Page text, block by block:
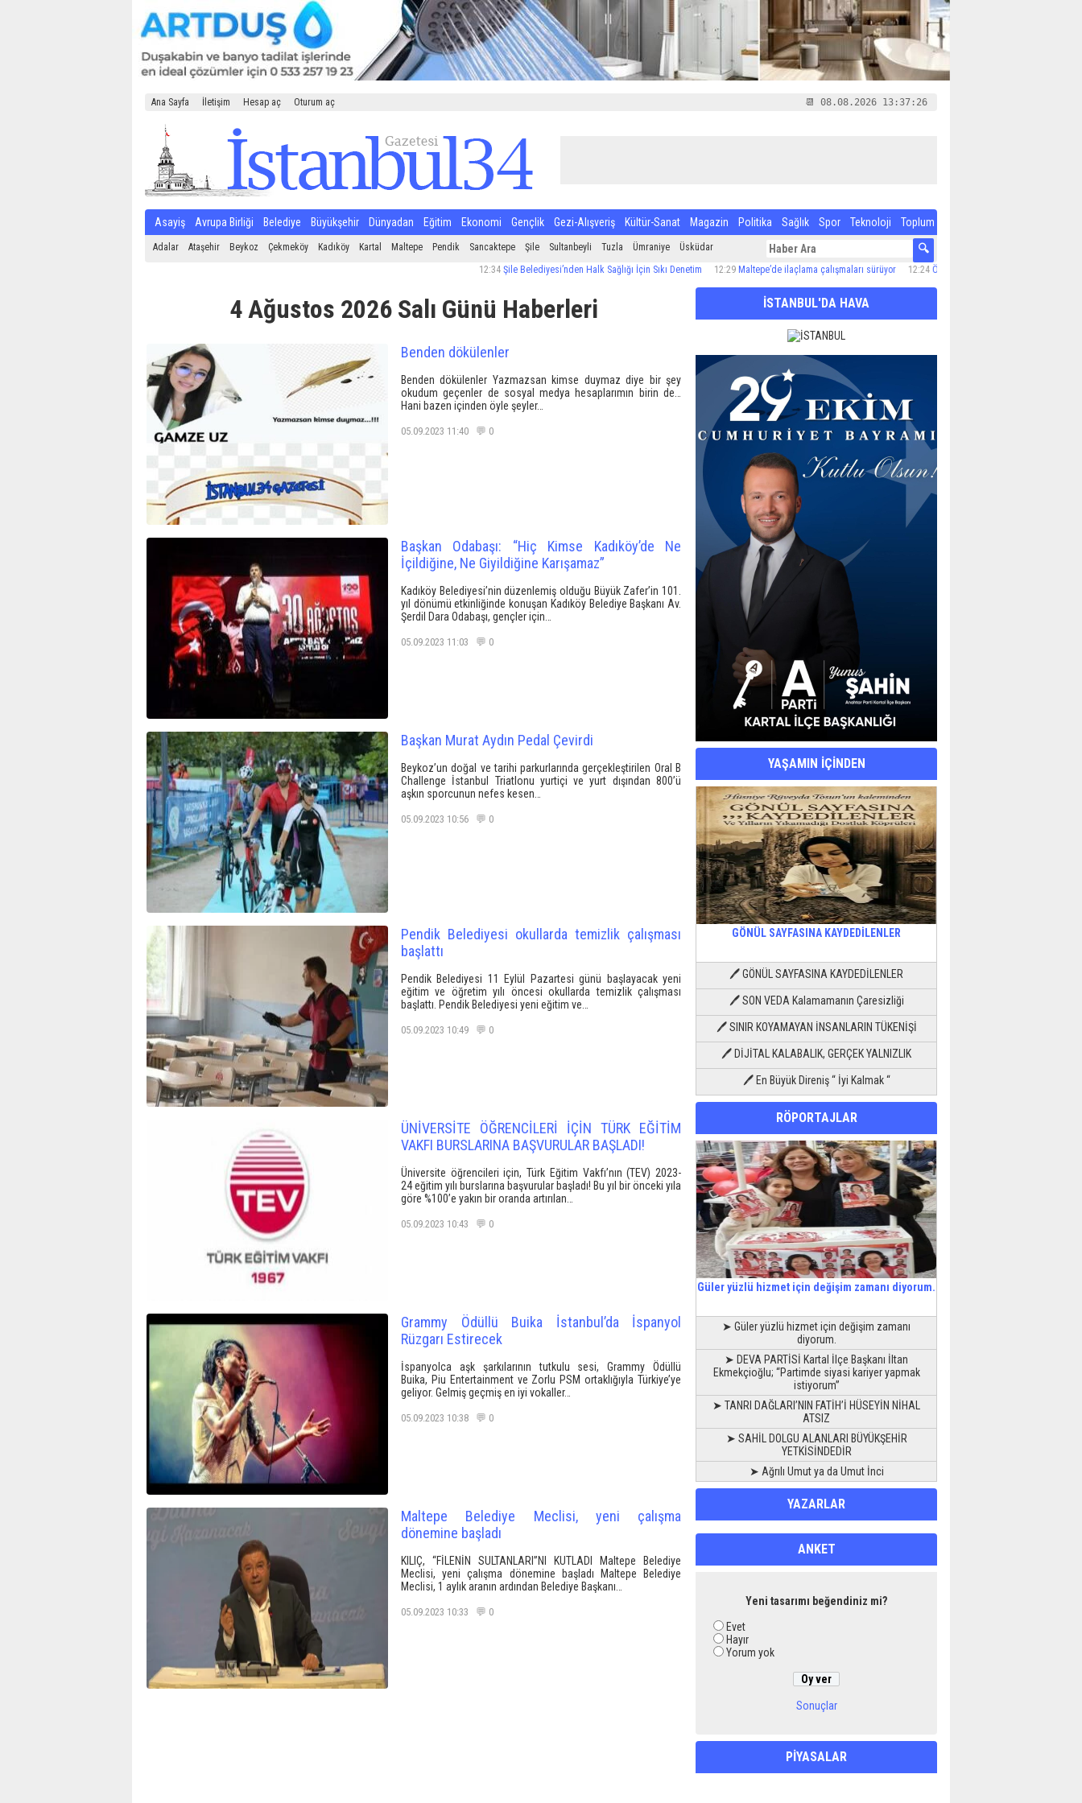
Ana Sayfa İletişim Hesap aç Oturum aç 📆 08.08.2026 13:37:27
Asayiş Avrupa Birliği Belediye Büyükşehir Dünyadan Eğitim Ekonomi Gençlik Gezi-Alışveriş Kültür-Sanat Magazin Politika Sağlık Spor Teknoloji Toplum
Adalar Ataşehir Beykoz Çekmeköy Kadıköy Kartal Maltepe Pendik Sancaktepe Şile Sultanbeyli Tuzla Ümraniye
Üsküdar
Şile Belediyesi’nden Halk Sağlığı İçin Sıkı Denetim 12:29 Maltepe’de ilaçlama çalışmaları sürüyor 12:24 Özel Çocuk ve Aile Akademisi’nde 60 Çocuğa
4 Ağustos 2026 Salı Günü Haberleri
Benden dökülenler
Benden dökülenler Yazmazsan kimse duymaz diye bir şey
okudum geçenler de sosyal medya hesaplarımın birin de…
Hani bazen içinden öyle şeyler…
05.09.2023 11:40 💬 0
Başkan Odabaşı: “Hiç Kimse Kadıköy’de Ne
İçildiğine, Ne Giyildiğine Karışamaz”
Kadıköy Belediyesi’nin düzenlemiş olduğu Büyük Zafer’in 101.
yıl dönümü etkinliğinde konuşan Kadıköy Belediye Başkanı Av.
Şerdil Dara Odabaşı, gençler için…
05.09.2023 11:03 💬 0
Başkan Murat Aydın Pedal Çevirdi
Beykoz’un doğal ve tarihi parkurlarında gerçekleştirilen Oral B
Challenge İstanbul Triatlonu yurtiçi ve yurt dışından 800’ü
aşkın sporcunun nefes kesen…
05.09.2023 10:56 💬 0
Pendik Belediyesi okullarda temizlik çalışması
başlattı
Pendik Belediyesi 11 Eylül Pazartesi günü başlayacak yeni
eğitim ve öğretim yılı öncesi okullarda temizlik çalışması
başlattı. Pendik Belediyesi yeni eğitim ve…
05.09.2023 10:49 💬 0
ÜNİVERSİTE ÖĞRENCİLERİ İÇİN TÜRK EĞİTİM
VAKFI BURSLARINA BAŞVURULAR BAŞLADI!
Üniversite öğrencileri için, Türk Eğitim Vakfı’nın (TEV) 2023-
24 eğitim yılı burslarına başvurular başladı! Bu yıl bir önceki yıla
göre %100’e yakın bir oranda artırılan…
05.09.2023 10:43 💬 0
Grammy Ödüllü Buika İstanbul’da İspanyol
Rüzgarı Estirecek
İspanyolca aşk şarkılarının tutkulu sesi, Grammy Ödüllü
Buika, Piu Entertainment ve Zorlu PSM ortaklığıyla Türkiye’ye
geliyor. Gelmiş geçmiş en iyi vokaller…
05.09.2023 10:38 💬 0
Maltepe Belediye Meclisi, yeni çalışma
dönemine başladı
KILIÇ, “FİLENİN SULTANLARI”NI KUTLADI Maltepe Belediye
Meclisi, yeni çalışma dönemine başladı Maltepe Belediye
Meclisi, 1 aylık aranın ardından Belediye Başkanı…
05.09.2023 10:33 💬 0
İSTANBUL'DA HAVA
YAŞAMIN İÇİNDEN
GÖNÜL SAYFASINA KAYDEDİLENLER
🖊 GÖNÜL SAYFASINA KAYDEDİLENLER
🖊 SON VEDA Kalamamanın Çaresizliği
🖊 SINIR KOYAMAYAN İNSANLARIN TÜKENİŞİ
🖊 DİJİTAL KALABALIK, GERÇEK YALNIZLIK
🖊 En Büyük Direniş “ İyi Kalmak “
RÖPORTAJLAR
Güler yüzlü hizmet için değişim zamanı diyorum.
➤ Güler yüzlü hizmet için değişim zamanı
diyorum.
➤ DEVA PARTİSİ Kartal İlçe Başkanı İltan
Ekmekçioğlu; “Partimde siyasi kariyer yapmak
istiyorum”
➤ TANRI DAĞLARI’NIN FATİH’İ HÜSEYİN NİHAL
ATSIZ
➤ SAHİL DOLGU ALANLARI BÜYÜKŞEHİR
YETKİSİNDEDİR
➤ Ağrılı Umut ya da Umut İnci
YAZARLAR
ANKET
Yeni tasarımı beğendiniz mi?
Evet
Hayır
Yorum yok
Sonuçlar
PİYASALAR